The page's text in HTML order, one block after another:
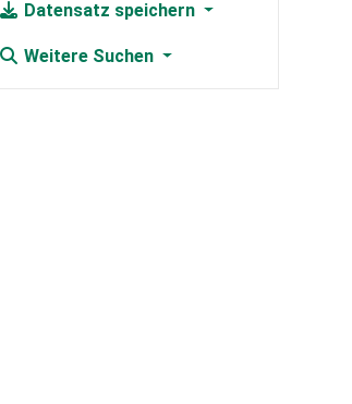
Datensatz speichern
Weitere Suchen